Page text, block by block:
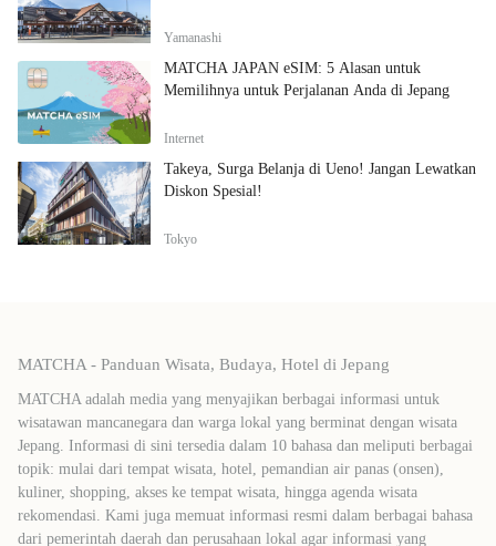
Yamanashi
MATCHA JAPAN eSIM: 5 Alasan untuk
Memilihnya untuk Perjalanan Anda di Jepang
Internet
Takeya, Surga Belanja di Ueno! Jangan Lewatkan
Diskon Spesial!
Tokyo
MATCHA - Panduan Wisata, Budaya, Hotel di Jepang
MATCHA adalah media yang menyajikan berbagai informasi untuk
wisatawan mancanegara dan warga lokal yang berminat dengan wisata
Jepang. Informasi di sini tersedia dalam 10 bahasa dan meliputi berbagai
topik: mulai dari tempat wisata, hotel, pemandian air panas (onsen),
kuliner, shopping, akses ke tempat wisata, hingga agenda wisata
rekomendasi. Kami juga memuat informasi resmi dalam berbagai bahasa
dari pemerintah daerah dan perusahaan lokal agar informasi yang